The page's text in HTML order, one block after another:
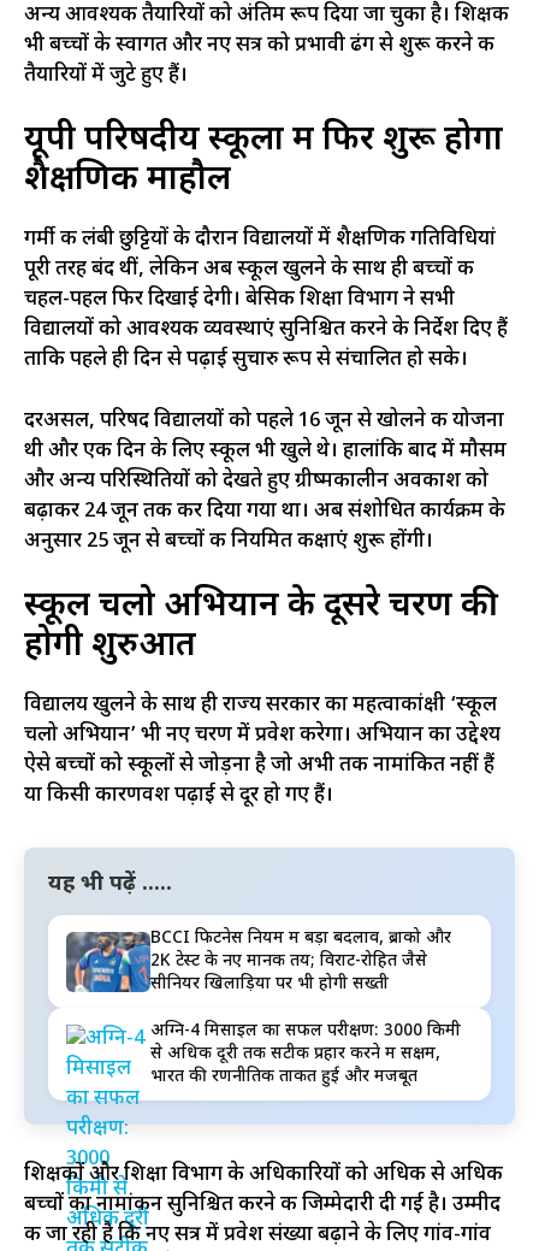
अन्य आवश्यक तैयारियों को अंतिम रूप दिया जा चुका है। शिक्षक
भी बच्चों के स्वागत और नए सत्र को प्रभावी ढंग से शुरू करने की
तैयारियों में जुटे हुए हैं।
यूपी परिषदीय स्कूलों में फिर शुरू होगा
शैक्षणिक माहौल
गर्मी की लंबी छुट्टियों के दौरान विद्यालयों में शैक्षणिक गतिविधियां
पूरी तरह बंद थीं, लेकिन अब स्कूल खुलने के साथ ही बच्चों की
चहल-पहल फिर दिखाई देगी। बेसिक शिक्षा विभाग ने सभी
विद्यालयों को आवश्यक व्यवस्थाएं सुनिश्चित करने के निर्देश दिए हैं
ताकि पहले ही दिन से पढ़ाई सुचारु रूप से संचालित हो सके।
दरअसल, परिषद विद्यालयों को पहले 16 जून से खोलने की योजना
थी और एक दिन के लिए स्कूल भी खुले थे। हालांकि बाद में मौसम
और अन्य परिस्थितियों को देखते हुए ग्रीष्मकालीन अवकाश को
बढ़ाकर 24 जून तक कर दिया गया था। अब संशोधित कार्यक्रम के
अनुसार 25 जून से बच्चों की नियमित कक्षाएं शुरू होंगी।
स्कूल चलो अभियान के दूसरे चरण की
होगी शुरुआत
विद्यालय खुलने के साथ ही राज्य सरकार का महत्वाकांक्षी ‘स्कूल
चलो अभियान’ भी नए चरण में प्रवेश करेगा। अभियान का उद्देश्य
ऐसे बच्चों को स्कूलों से जोड़ना है जो अभी तक नामांकित नहीं हैं
या किसी कारणवश पढ़ाई से दूर हो गए हैं।
यह भी पढ़ें .....
BCCI फिटनेस नियम में बड़ा बदलाव, ब्रोंको और
2K टेस्ट के नए मानक तय; विराट-रोहित जैसे
सीनियर खिलाड़ियों पर भी होगी सख्ती
अग्नि-4 मिसाइल का सफल परीक्षण: 3000 किमी
से अधिक दूरी तक सटीक प्रहार करने में सक्षम,
भारत की रणनीतिक ताकत हुई और मजबूत
शिक्षकों और शिक्षा विभाग के अधिकारियों को अधिक से अधिक
बच्चों का नामांकन सुनिश्चित करने की जिम्मेदारी दी गई है। उम्मीद
की जा रही है कि नए सत्र में प्रवेश संख्या बढ़ाने के लिए गांव-गांव